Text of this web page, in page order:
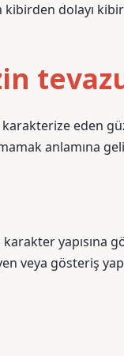
dolayı
eden
anlamına
yapısına
veya gösteriş